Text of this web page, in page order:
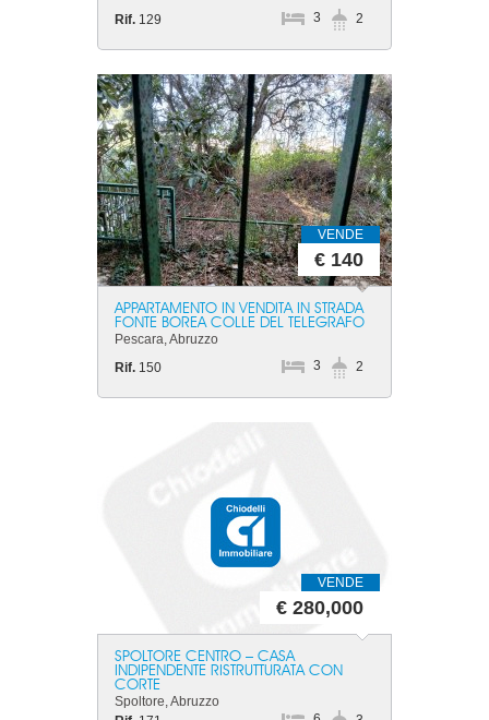
Rif. 129 2
3
VENDE
€ 140
APPARTAMENTO IN VENDITA IN STRADA
FONTE BOREA COLLE DEL TELEGRAFO
Pescara, Abruzzo
Rif. 150 2
3
VENDE
€ 280,000
SPOLTORE CENTRO – CASA
INDIPENDENTE RISTRUTTURATA CON
CORTE
Spoltore, Abruzzo